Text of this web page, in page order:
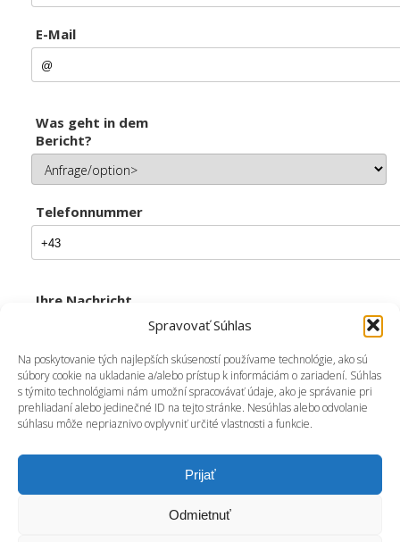
Spravovať Súhlas
Na poskytovanie tých najlepších skúseností používame technológie, ako sú
súbory cookie na ukladanie a/alebo prístup k informáciám o zariadení. Súhlas
s týmito technológiami nám umožní spracovávať údaje, ako je správanie pri
prehliadaní alebo jedinečné ID na tejto stránke. Nesúhlas alebo odvolanie
súhlasu môže nepriaznivo ovplyvniť určité vlastnosti a funkcie.
Prijať
Odmietnuť
E-Mail
Was geht in dem
Bericht?
Telefonnummer
Ihre Nachricht